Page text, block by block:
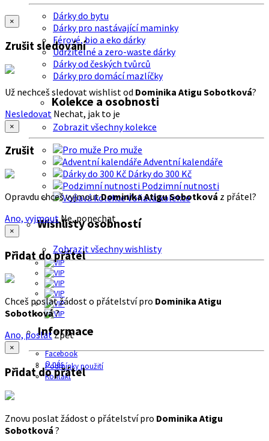
Dárky do bytu
Dárky pro nastávající maminky
Férové, bio a eko dárky
Udržitelné a zero-waste dárky
Dárky od českých tvůrců
Dárky pro domácí mazlíčky
Kolekce a osobnosti
Zobrazit všechny kolekce
Pro muže
Adventní kalendáře
Dárky do 300 Kč
Podzimní nutnosti
Voňavá kolekce
Wishlisty osobností
Zobrazit všechny wishlisty
Informace
Facebook
O nás
Podmínky použití
Kontakt
×
Zrušit sledování
Už nechceš sledovat wishlist od Dominika Atigu Sobotková?
Nesledovat Nechat, jak to je
×
Zrušit
Opravdu chceš vyjmoutDominika Atigu Sobotková z přátel?
Ano, vyjmout Ne, ponechat
×
Přidat do přátel
Chceš poslat žádost o přátelství pro Dominika Atigu
Sobotková?
Ano, poslatZpět
×
Přidat do přátel
Znovu poslat žádost o přátelství pro Dominika Atigu
Sobotková ?